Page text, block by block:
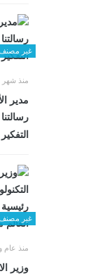
غير
منذ شهر
مدير
غير
منذ عام
وزير